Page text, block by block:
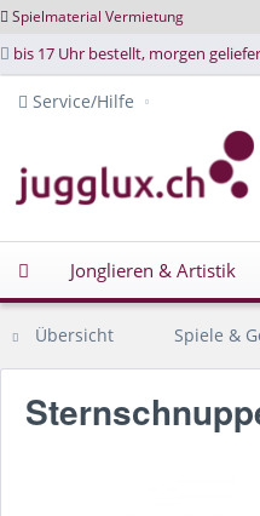
Spielmaterial Vermietung
bis 17 Uhr bestellt, morgen
Service/Hilfe
Jonglieren & Artistik
Übersicht Spiele &